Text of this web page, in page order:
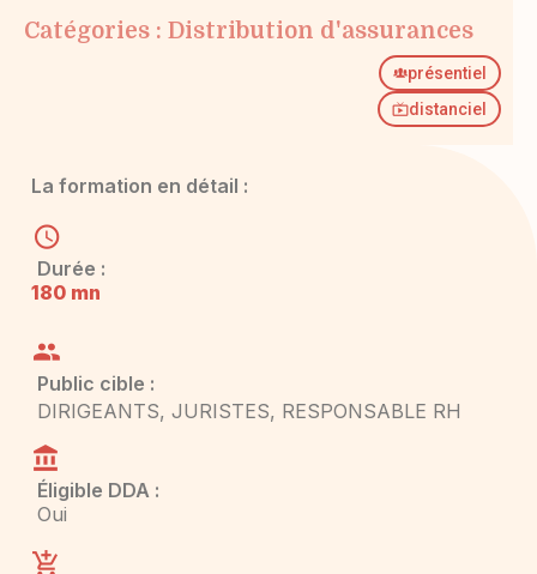
Catégories : Distribution d'assurances
présentiel
distanciel
La formation en détail :
Durée :
180 mn
Public cible :
DIRIGEANTS, JURISTES, RESPONSABLE RH
Éligible DDA :
Oui